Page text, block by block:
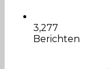
3,277
Berichten